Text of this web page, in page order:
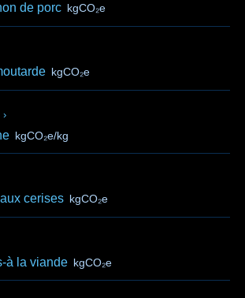
de porc kgCO₂e
kgCO₂e
›
kgCO₂e/kg
cerises kgCO₂e
à la viande kgCO₂e